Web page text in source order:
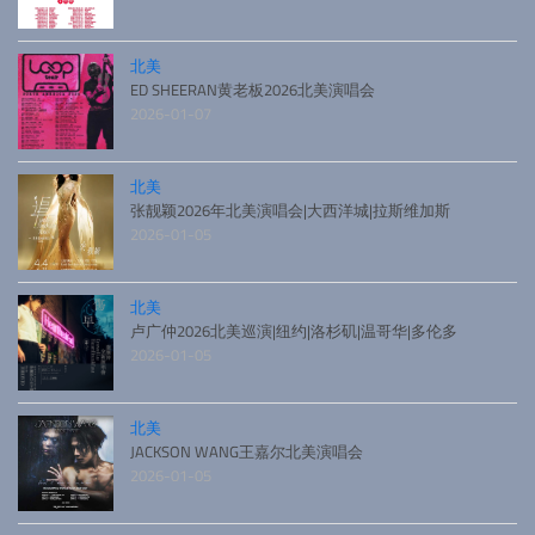
北美
ED SHEERAN黄老板2026北美演唱会
2026-01-07
北美
张靓颖2026年北美演唱会|大西洋城|拉斯维加斯
2026-01-05
北美
卢广仲2026北美巡演|纽约|洛杉矶|温哥华|多伦多
2026-01-05
北美
JACKSON WANG王嘉尔北美演唱会
2026-01-05